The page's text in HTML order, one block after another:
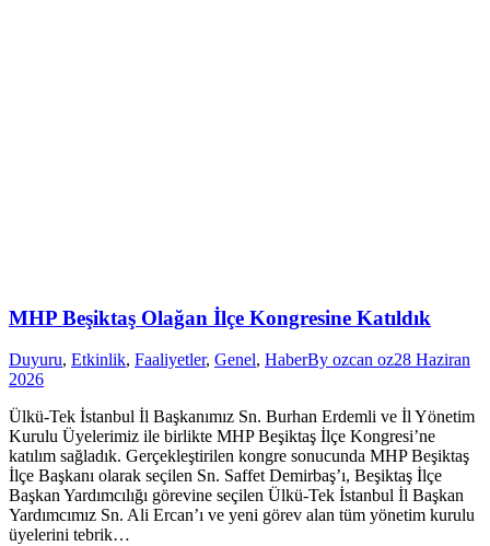
MHP Beşiktaş Olağan İlçe Kongresine Katıldık
Duyuru, Etkinlik, Faaliyetler, Genel, HaberBy ozcan oz28 Haziran
2026
Ülkü-Tek İstanbul İl Başkanımız Sn. Burhan Erdemli ve İl Yönetim
Kurulu Üyelerimiz ile birlikte MHP Beşiktaş İlçe Kongresi’ne
katılım sağladık. Gerçekleştirilen kongre sonucunda MHP Beşiktaş
İlçe Başkanı olarak seçilen Sn. Saffet Demirbaş’ı, Beşiktaş İlçe
Başkan Yardımcılığı görevine seçilen Ülkü-Tek İstanbul İl Başkan
Yardımcımız Sn. Ali Ercan’ı ve yeni görev alan tüm yönetim kurulu
üyelerini tebrik…